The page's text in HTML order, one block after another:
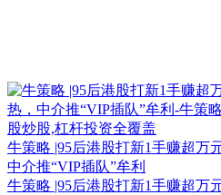
牛策略 |95后港股打新1手赚超万
中介推“VIP插队”牟利
牛策略 |95后港股打新1手赚超万